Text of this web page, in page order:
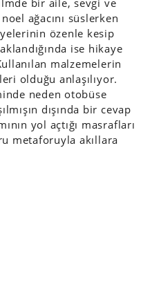
bir aile, sevgi ve
ağacını süslerken
özenle kesip
ise hikaye
malzemelerin
olduğu anlaşılıyor.
neden otobüse
dışında bir cevap
yol açtığı masrafları
metaforuyla akıllara